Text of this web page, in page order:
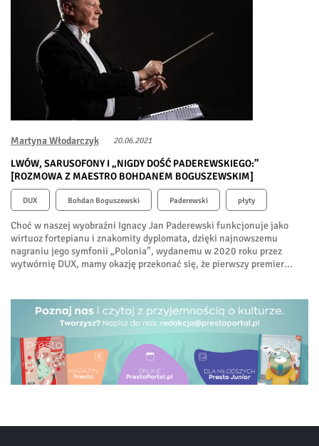
Martyna Włodarczyk 20.06.2021
LWÓW, SARUSOFONY I „NIGDY DOŚĆ PADEREWSKIEGO:”
[ROZMOWA Z MAESTRO BOHDANEM BOGUSZEWSKIM]
DUX Bohdan Boguszewski Paderewski płyty
Choć w naszej wyobraźni Ignacy Jan Paderewski funkcjonuje jako
wirtuoz fortepianu i znakomity dyplomata, dzięki najnowszemu
nagraniu jego symfonii „Polonia”, wydanemu w 2020 roku przez
wytwórnię DUX, mamy okazję przekonać się, że pierwszy premier...